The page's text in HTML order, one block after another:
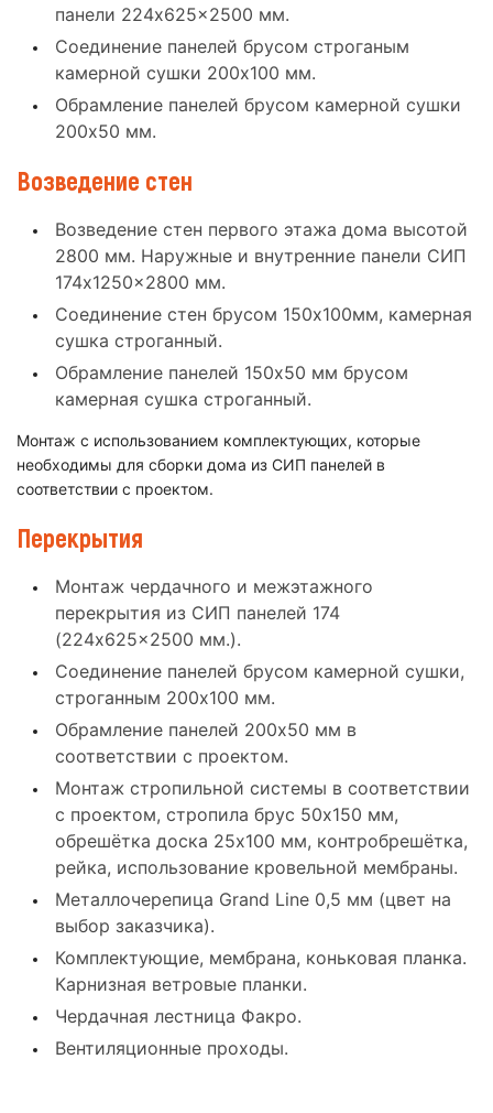
панели 224x625x2500 мм.
Соединение панелей брусом строганым
камерной сушки 200x100 мм.
Обрамление панелей брусом камерной сушки
200x50 мм.
Возведение стен
Возведение стен первого этажа дома высотой
2800 мм. Наружные и внутренние панели СИП
174x1250x2800 мм.
Соединение стен брусом 150x100мм, камерная
сушка строганный.
Обрамление панелей 150x50 мм брусом
камерная сушка строганный.
Монтаж с использованием комплектующих, которые
необходимы для сборки дома из СИП панелей в
соответствии с проектом.
Перекрытия
Монтаж чердачного и межэтажного
перекрытия из СИП панелей 174
(224x625x2500 мм.).
Соединение панелей брусом камерной сушки,
строганным 200x100 мм.
Обрамление панелей 200x50 мм в
соответствии с проектом.
Монтаж стропильной системы в соответствии
с проектом, стропила брус 50x150 мм,
обрешётка доска 25x100 мм, контробрешётка,
рейка, использование кровельной мембраны.
Металлочерепица Grand Line 0,5 мм (цвет на
выбор заказчика).
Комплектующие, мембрана, коньковая планка.
Карнизная ветровые планки.
Чердачная лестница Факро.
Вентиляционные проходы.